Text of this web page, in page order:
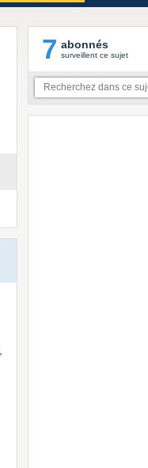
7 abonnés
surveillent ce sujet